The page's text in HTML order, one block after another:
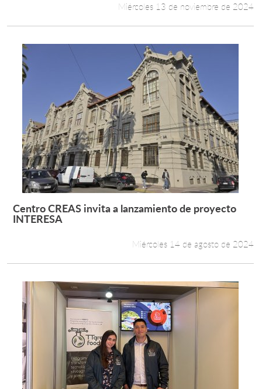
Miércoles 13 de noviembre de 2024
Leer más +
Centro CREAS invita a lanzamiento de proyecto
INTERESA
Miércoles 14 de agosto de 2024